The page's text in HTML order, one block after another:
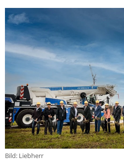
Bild: Liebherr